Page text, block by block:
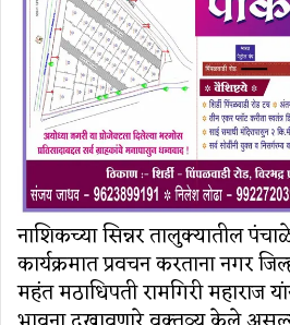
नाशिकच्या सिन्नर तालुक्यातील
कार्यक्रमात प्रवचन करताना नगर
महंत मठाधिपती रामगिरी महाराज